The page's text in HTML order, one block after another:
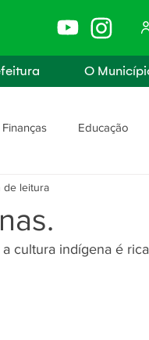
O
Finanças Educação
Trabalho
de leitura
cultura indígena é